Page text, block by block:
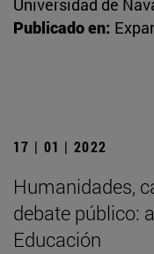
Universidad de
Publicado en:
17 | 01 | 2022
Humanidades,
debate público:
Educación